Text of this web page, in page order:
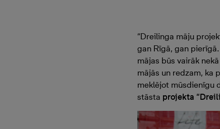
“Dreilinga māju
gan Rīgā, gan
mājas būs vairāk
mājās un redzam, ka
meklējot mūsdienīgu
stāsta projekta